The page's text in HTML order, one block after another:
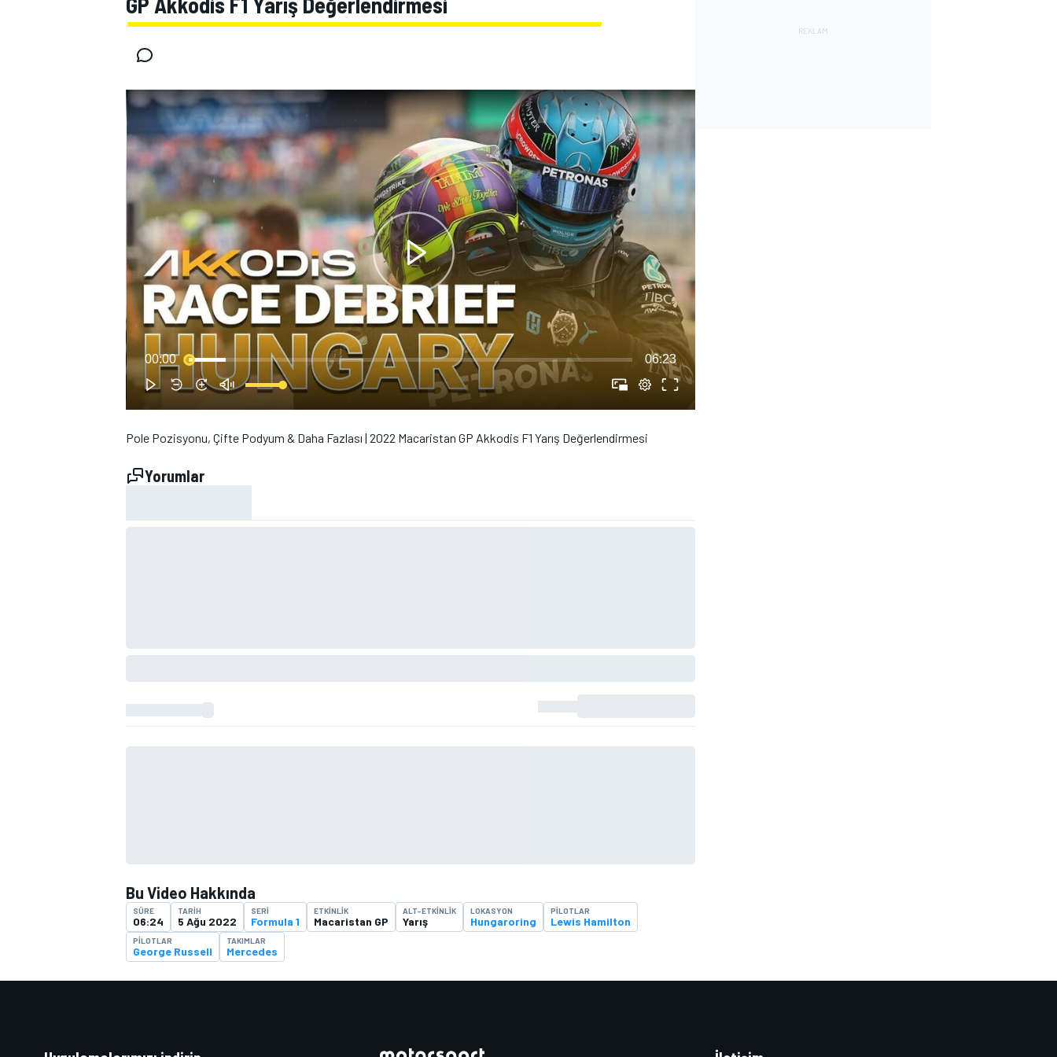
MOTOGP
WORLD SUPERBIKE
00:00 06:23
Pole Pozisyonu, Çifte Podyum & Daha Fazlası | 2022 Macaristan GP Akkodis F1 Yarış Değerlendirmesi
Yorumlar
Bu Video Hakkında
SÜRE
06:24
TARIH
5 Ağu 2022
SERI
Formula 1
ETKINLIK
Macaristan GP
ALT-ETKINLIK
Yarış
LOKASYON
Hungaroring
PILOTLAR
Lewis Hamilton
PILOTLAR
George Russell
TAKIMLAR
Mercedes